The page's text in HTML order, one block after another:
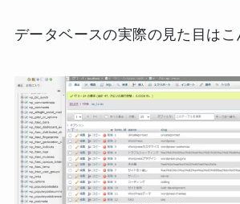
データベースの実際の見た目はこ